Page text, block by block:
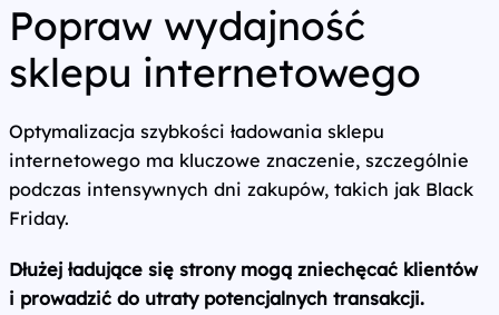
Popraw wydajność
sklepu internetowego
Optymalizacja szybkości ładowania sklepu
internetowego ma kluczowe znaczenie, szczególnie
podczas intensywnych dni zakupów, takich jak Black
Friday.
Dłużej ładujące się strony mogą zniechęcać klientów
i prowadzić do utraty potencjalnych transakcji.